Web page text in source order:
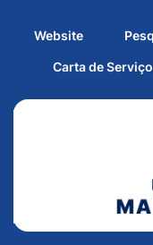
Ir para o menu
Ir para o rodapé
Website
Carta de